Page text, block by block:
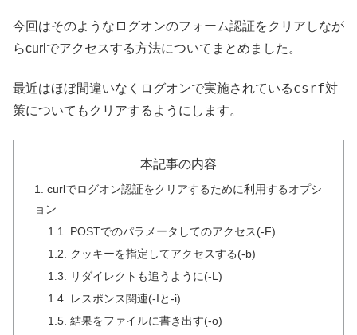
今回はそのようなログオンのフォーム認証をクリアしなが
らcurlでアクセスする方法についてまとめました。
最近はほぼ間違いなくログオンで実施されているcsrf対
策についてもクリアするようにします。
本記事の内容
1. curlでログオン認証をクリアするために利用するオプシ
ョン
1.1. POSTでのパラメータしてのアクセス(-F)
1.2. クッキーを指定してアクセスする(-b)
1.3. リダイレクトも追うように(-L)
1.4. レスポンス関連(-Iと-i)
1.5. 結果をファイルに書き出す(-o)